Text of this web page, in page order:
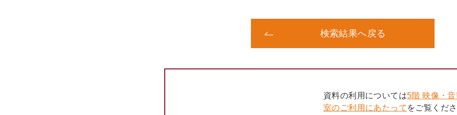
検索結果へ戻る
資料の利用については5階 映像・
室のご利用にあたって をご覧くださ